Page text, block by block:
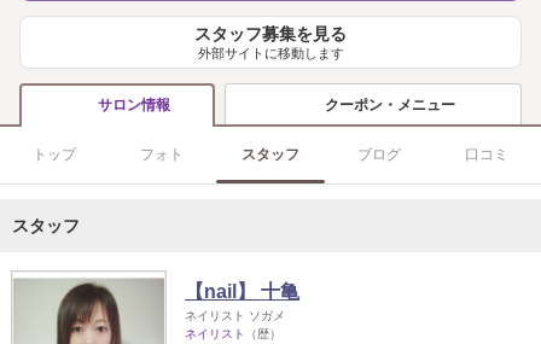
スタッフ募集を見る
外部サイトに移動します
サロン情報 クーポン・メニュー
トップ フォト スタッフ ブログ 口コミ
スタッフ
【nail】 十亀
ネイリスト ソガメ
ネイリスト
（歴）